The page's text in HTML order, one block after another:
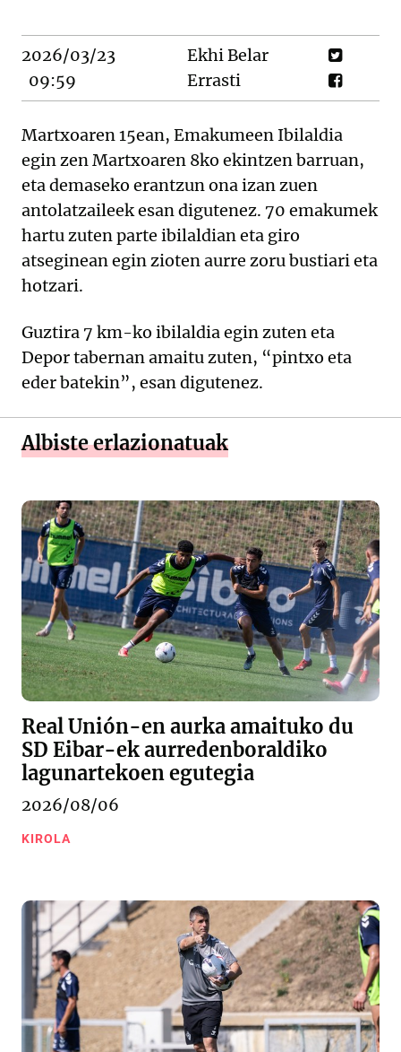
2026/03/23
09:59
Ekhi Belar
Errasti
Martxoaren 15ean, Emakumeen Ibilaldia
egin zen Martxoaren 8ko ekintzen barruan,
eta demaseko erantzun ona izan zuen
antolatzaileek esan digutenez. 70 emakumek
hartu zuten parte ibilaldian eta giro
atseginean egin zioten aurre zoru bustiari eta
hotzari.
Guztira 7 km-ko ibilaldia egin zuten eta
Depor tabernan amaitu zuten, “pintxo eta
eder batekin”, esan digutenez.
Albiste erlazionatuak
Real Unión-en aurka amaituko du
SD Eibar-ek aurredenboraldiko
lagunartekoen egutegia
2026/08/06
KIROLA